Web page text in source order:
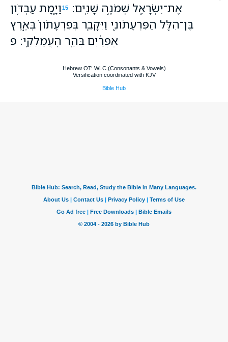
אֶת־יִשְׂרָאֵ֖ל שְׁמֹנֶ֥ה שָׁנִֽים׃
15 וַיָּ֛מָת עַבְדֹּ֥ון
בֶּן־הִלֵּ֖ל הַפִּרְעָתֹונִ֑י וַיִּקָּבֵ֤ר בְּפִרְעָתֹון֙ בְּאֶ֣רֶץ
אֶפְרַ֔יִם בְּהַ֖ר הָעֲמָלֵקִֽי׃ פ
Hebrew OT: WLC (Consonants & Vowels)
Versification coordinated with KJV
Bible Hub